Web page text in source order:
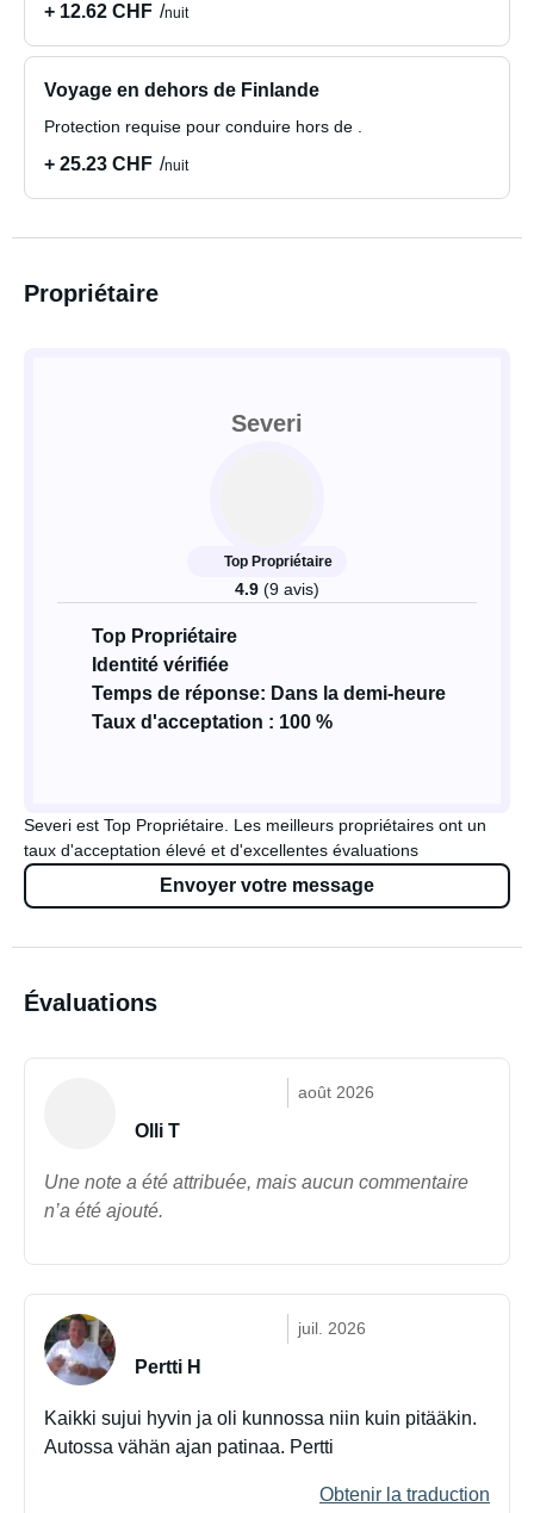
+ 12.62 CHF nuit
Voyage en dehors de Finlande
Protection requise pour conduire hors de .
+ 25.23 CHF nuit
Propriétaire
Severi
Top Propriétaire
4.9 (9 avis)
Top Propriétaire
Identité vérifiée
Temps de réponse: Dans la demi-heure
Taux d'acceptation : 100 %
Severi est Top Propriétaire. Les meilleurs propriétaires ont un
taux d'acceptation élevé et d'excellentes évaluations
Envoyer votre message
Évaluations
août 2026
Olli T
Une note a été attribuée, mais aucun commentaire
n’a été ajouté.
juil. 2026
Pertti H
Kaikki sujui hyvin ja oli kunnossa niin kuin pitääkin.
Autossa vähän ajan patinaa. Pertti
Obtenir la traduction